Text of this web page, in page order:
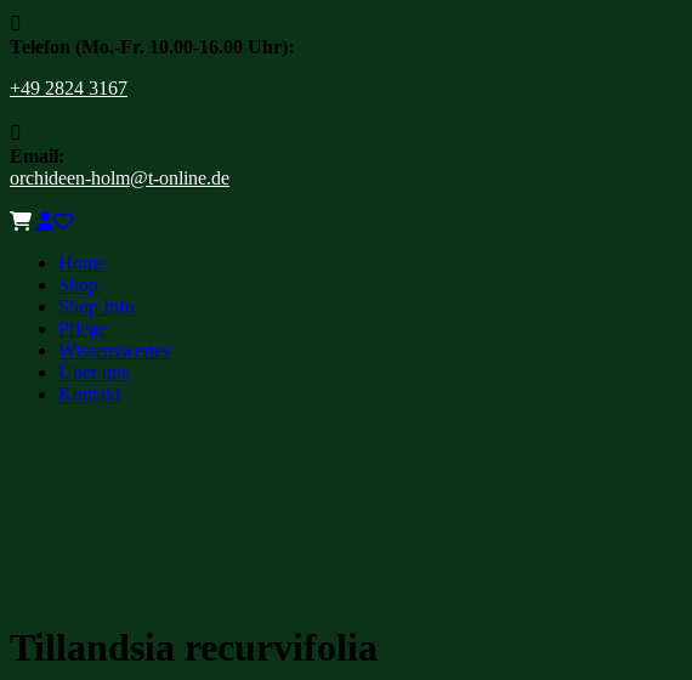

Telefon (Mo.-Fr. 10.00-16.00 Uhr):
+49 2824 3167

Email:
orchideen-holm@t-online.de
Home
Shop
Shop Info
Pflege
Wissenswertes
Über uns
Kontakt
Tillandsia recurvifolia